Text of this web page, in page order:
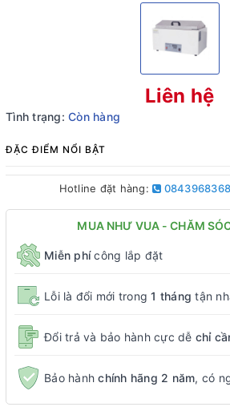
Liên hệ
Tình trạng: Còn hàng
ĐẶC ĐIỂM NỔI BẬT
Hotline đặt hàng: 0843968368
MUA NHƯ VUA - CHĂM
Miễn phícông lắp đặt
Lỗi là đổi mới trong1 tháng tận
Đổi trả và bảo hành cực dễ chỉ
Bảo hànhchính hãng 2 năm, có